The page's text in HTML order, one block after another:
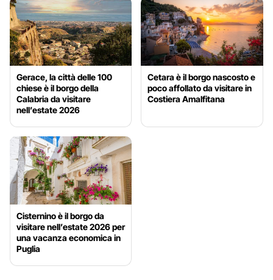
Gerace, la città delle 100
chiese è il borgo della
Calabria da visitare
nell’estate 2026
Cetara è il borgo nascosto e
poco affollato da visitare in
Costiera Amalfitana
Cisternino è il borgo da
visitare nell’estate 2026 per
una vacanza economica in
Puglia